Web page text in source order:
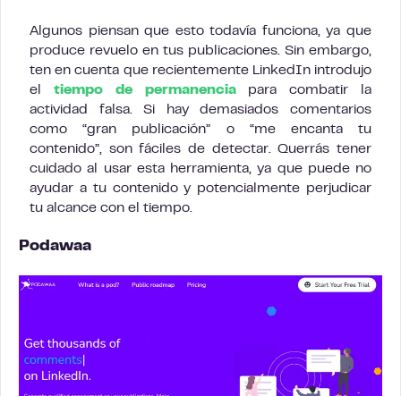
Algunos piensan que esto todavía funciona, ya que
produce revuelo en tus publicaciones. Sin embargo,
ten en cuenta que recientemente LinkedIn introdujo
el tiempo de permanenciapara combatir la
actividad falsa. Si hay demasiados comentarios
como “gran publicación” o “me encanta tu
contenido”, son fáciles de detectar. Querrás tener
cuidado al usar esta herramienta, ya que puede no
ayudar a tu contenido y potencialmente perjudicar
tu alcance con el tiempo.
Podawaa